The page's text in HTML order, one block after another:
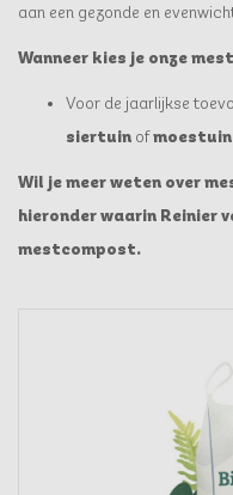
aan een gezonde en
Wanneer kies je onze
Voor de jaarlijkse
siertuin ofmoestuin
Wil je meer weten over
hieronder waarin Reinier
mestcompost.